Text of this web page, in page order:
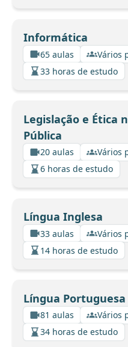
Informática
65 aulas
Vários
33 horas de estudo
Legislação e Ética
Pública
20 aulas
Vários
6 horas de estudo
Língua Inglesa
33 aulas
Vários
14 horas de estudo
Língua Portuguesa
81 aulas
Vários
34 horas de estudo